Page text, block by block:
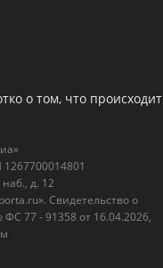
о том, что происходит
д. 12
Свидетельство о
77 - 91358 от 16.04.2026,